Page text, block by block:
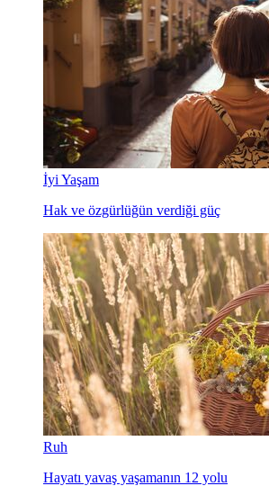
İyi Yaşam
Hak ve özgürlüğün verdiği güç
Ruh
Hayatı yavaş yaşamanın 12 yolu